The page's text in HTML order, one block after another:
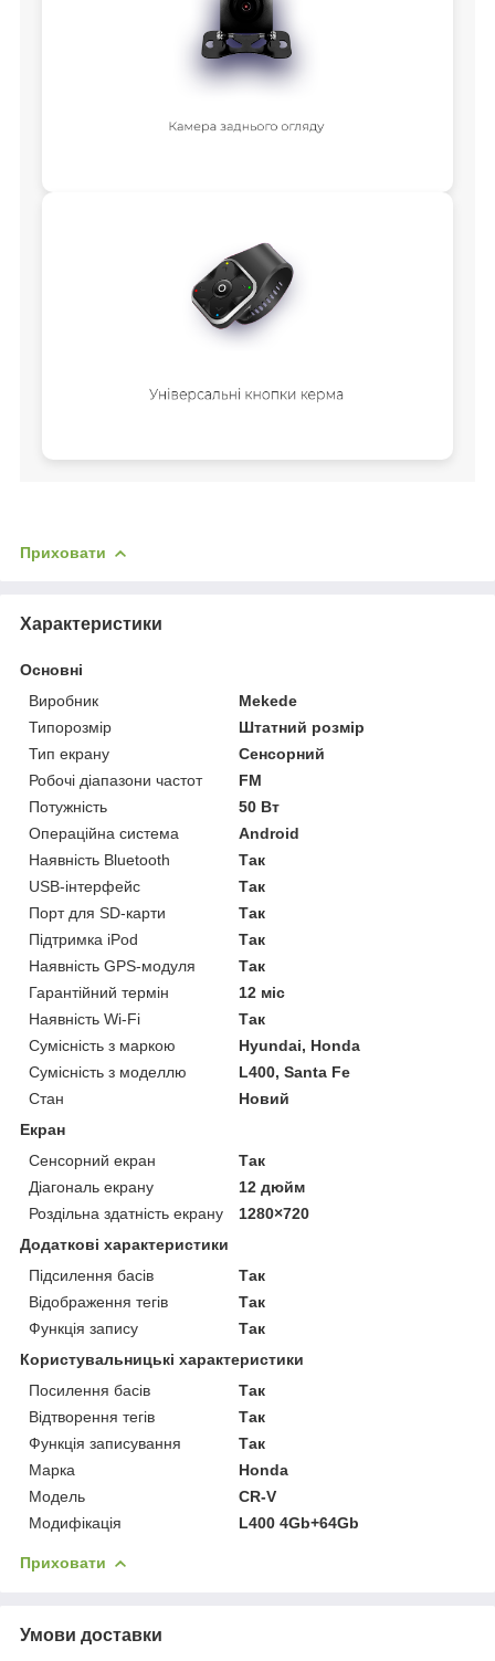
Приховати
Характеристики
Основні
Виробник
Mekede
Типорозмір
Штатний розмір
Тип екрану
Сенсорний
Робочі діапазони частот
FM
Потужність
50 Вт
Операційна система
Android
Наявність Bluetooth
Так
USB-інтерфейс
Так
Порт для SD-карти
Так
Підтримка iPod
Так
Наявність GPS-модуля
Так
Гарантійний термін
12 міс
Наявність Wi-Fi
Так
Сумісність з маркою
Hyundai, Honda
Сумісність з моделлю
L400, Santa Fe
Стан
Новий
Екран
Сенсорний екран
Так
Діагональ екрану
12 дюйм
Роздільна здатність екрану
1280×720
Додаткові характеристики
Підсилення басів
Так
Відображення тегів
Так
Функція запису
Так
Користувальницькі характеристики
Посилення басів
Так
Відтворення тегів
Так
Функція записування
Так
Марка
Honda
Мoдель
CR-V
Модифікація
L400 4Gb+64Gb
Приховати
Умови доставки